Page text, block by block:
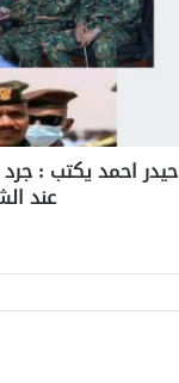
حيدر احمد يكتب :
عند